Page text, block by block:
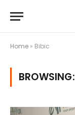
Home » Bibic
BROWSING: